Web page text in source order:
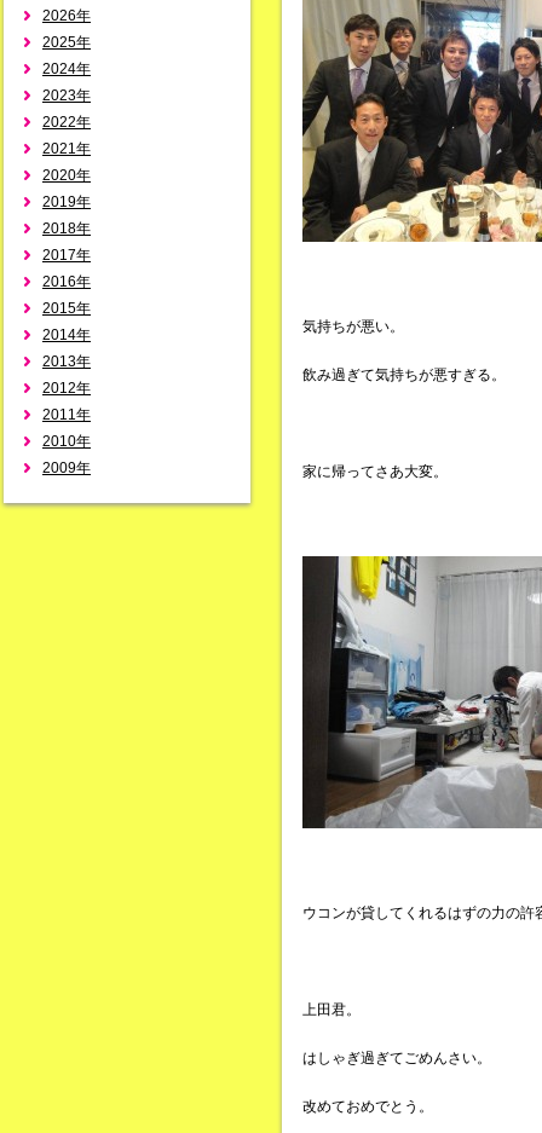
2026年
2025年
2024年
2023年
2022年
2021年
2020年
2019年
2018年
2017年
2016年
2015年
2014年
2013年
2012年
2011年
2010年
2009年
気持ちが悪い。
飲み過ぎて気持ちが悪すぎる。
家に帰ってさあ大変。
ウコンが貸してくれるはずの力の
上田君。
はしゃぎ過ぎてごめんさい。
改めておめでとう。